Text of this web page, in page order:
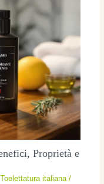
Proprietà e
Toelettatura italiana/